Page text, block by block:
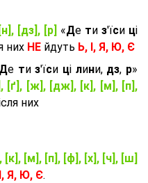
[дз], [р] «Де ти з'їси ці
них НЕ йдуть Ь, І, Я, Ю, Є
Де тиз'їси ці лини, дз, р»
[ґ], [ж], [дж], [к], [м], [п],
них
[м], [п], [ф], [х], [ч], [ш]
І, Я, Ю, Є.